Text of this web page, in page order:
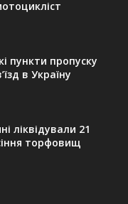
пункти пропуску
в Україну
ліквідували 21
торфовищ